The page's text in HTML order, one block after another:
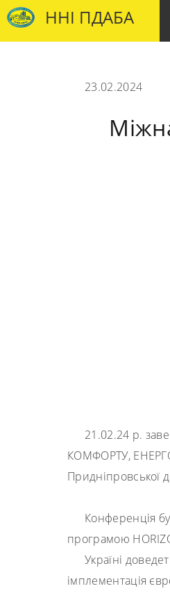
ННІ ПДАБА
23.02.2024
21.02.24 р.
КОМФОРТУ,
Придніпровської
Конференція
програмою
Україні
імплементація